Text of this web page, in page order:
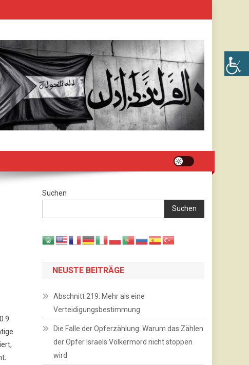
Suchen
Suchen
NEUSTE BEITRÄGE
Abschnitt 219: Mehr als eine
Verteidigungsbestimmung
Die Falle der Opferzählung: Warum das Zählen
der Opfer Israels Völkermord nicht stoppen
wird